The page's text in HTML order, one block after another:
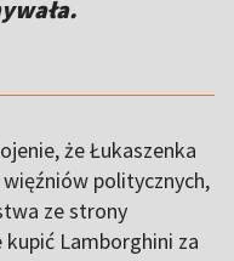
że Łukaszenka
politycznych,
ze strony
kupić Lamborghini za